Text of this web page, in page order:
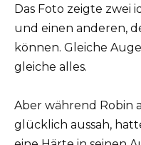
Das Foto zeigte zwei
und einen anderen,
können. Gleiche
gleiche alles.
Aber während Robin
glücklich aussah,